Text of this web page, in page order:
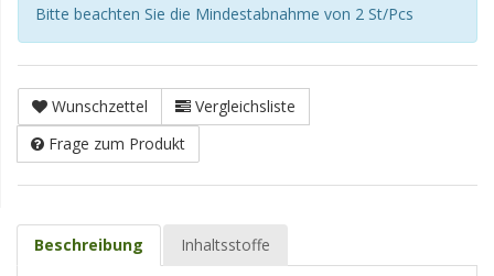
Bitte beachten Sie die Mindestabnahme von 2 St/Pcs
Wunschzettel
Vergleichsliste
Frage zum Produkt
Beschreibung Inhaltsstoffe